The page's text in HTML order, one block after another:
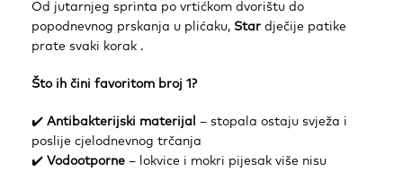
Od jutarnjeg sprinta po vrtićkom dvorištu do
popodnevnog prskanja u plićaku, Star dječije patike
prate svaki korak .
Što ih čini favoritom broj 1?
✔️ Antibakterijski materijal
– stopala ostaju svježa i
poslije cjelodnevnog trčanja
✔️ Vodootporne – lokvice i mokri pijesak više nisu